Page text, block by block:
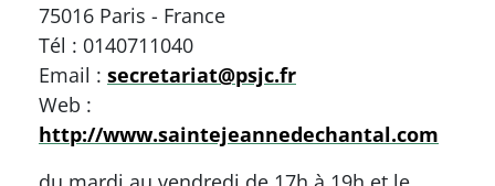
75016 Paris - France
Tél : 0140711040
Email : secretariat@psjc.fr
Web :
http://www.saintejeannedechantal.com